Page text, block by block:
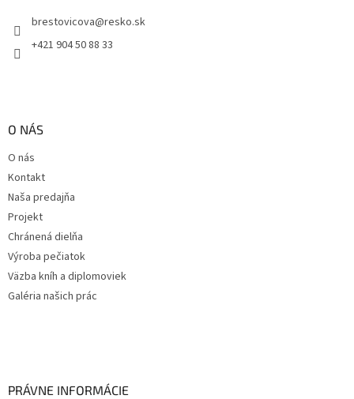
brestovicova@resko.sk
+421 904 50 88 33
O NÁS
O nás
Kontakt
Naša predajňa
Projekt
Chránená dielňa
Výroba pečiatok
Väzba kníh a diplomoviek
Galéria našich prác
PRÁVNE INFORMÁCIE